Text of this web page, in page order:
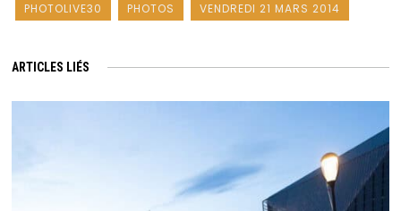
PHOTOLIVE30
PHOTOS VENDREDI 21 MARS 2014
ARTICLES LIÉS